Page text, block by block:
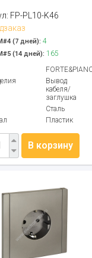
FP-PL10-K46
(7 дней): 4
(14 дней): 165
Вывод
кабеля/
заглушка
Сталь
Пластик
В корзину